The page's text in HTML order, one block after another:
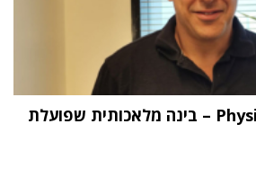
"העתיד הוא Physical AI – בינה מלאכותית שפועלת